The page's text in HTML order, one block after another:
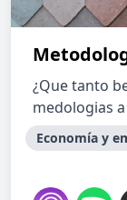
¿Que tanto
medologias
Economía y